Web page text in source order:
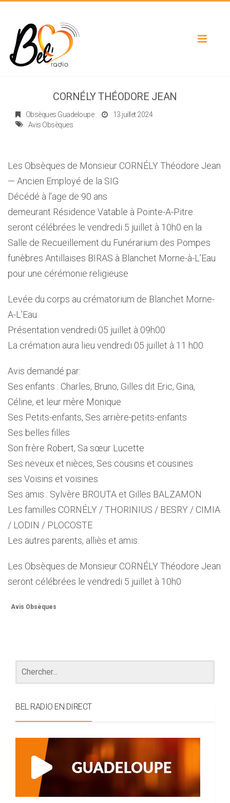
Toggle
CORNÉLY THÉODORE JEAN
Obsèques Guadeloupe
13 juillet 2024
Avis Obsèques
Les Obsèques de Monsieur CORNÉLY Théodore Jean
— Ancien Employé de la SIG
Décédé à l’age de 90 ans
demeurant Résidence Vatable à Pointe-A-Pitre
seront célébrées le vendredi 5 juillet à 10h0 en la
Salle de Recueillement du Funérarium des Pompes
funèbres Antillaises BIRAS à Blanchet Morne-à-L’Eau
pour une cérémonie religieuse
Levée du corps au crématorium de Blanchet Morne-
A-L’Eau
Présentation vendredi 05 juillet à 09h00
La crémation aura lieu vendredi 05 juillet à 11 h00
Avis demandé par:
Ses enfants : Charles, Bruno, Gilles dit Eric, Gina,
Céline, et leur mère Monique
Ses Petits-enfants, Ses arrière-petits-enfants
Ses belles filles
Son frère Robert, Sa sœur Lucette
Ses neveux et nièces, Ses cousins et cousines
ses Voisins et voisines
Ses amis : Sylvère BROUTA et Gilles BALZAMON
Les familles CORNÉLY / THORINIUS / BESRY / CIMIA
/ LODIN / PLOCOSTE
Les autres parents, alliès et amis.
Les Obsèques de Monsieur CORNÉLY Théodore Jean
seront célébrées le vendredi 5 juillet à 10h0
Avis Obsèques
BEL RADIO EN DIRECT